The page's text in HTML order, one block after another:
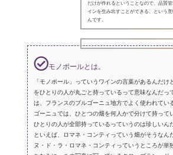
だけが作れるということなので、品質
インを生み出すことができる、という
んです。
モノポールとは。
「モノポール」っていうワインの言葉があるんだけ
をひとりの人が丸ごと持っているって意味なんだっ
は、フランスのブルゴーニュ地方でよく使われてい
ゴーニュでは、ひとつの畑を何人かで分けて持って
ひとりの人が全部持っているっていうのは珍しいん
といえば、ロマネ・コンティっていう畑がそうなん
ヌ・ド・ラ・ロマネ・コンティっていうところが単